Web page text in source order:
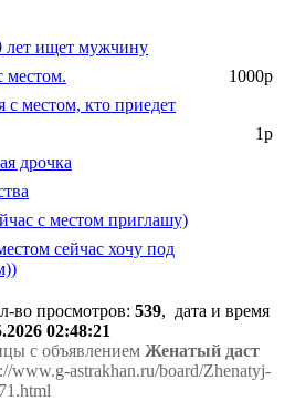
лет ищет мужчину
местом. 1000р
с местом, кто приедет
1р
дрочка
с местом приглашу)
сейчас хочу под
во просмотров: 539, дата и время
02:48:21
с объявлением Женатый даст
www.g-astrakhan.ru/board/Zhenatyj-